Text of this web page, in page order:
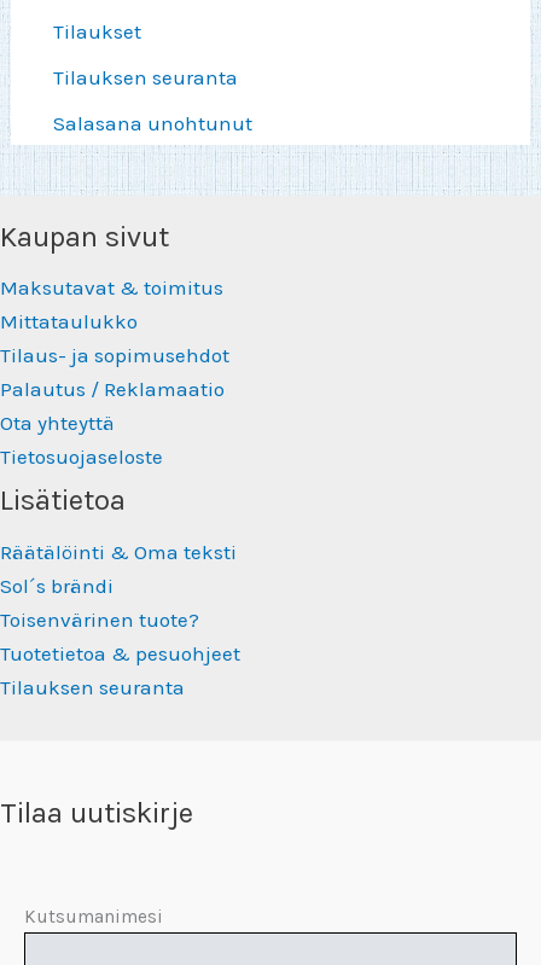
Tilaukset
Tilauksen seuranta
Salasana unohtunut
Kaupan sivut
Maksutavat & toimitus
Mittataulukko
Tilaus- ja sopimusehdot
Palautus / Reklamaatio
Ota yhteyttä
Tietosuojaseloste
Lisätietoa
Räätälöinti & Oma teksti
Sol´s brändi
Toisenvärinen tuote?
Tuotetietoa & pesuohjeet
Tilauksen seuranta
Tilaa uutiskirje
Kutsumanimesi